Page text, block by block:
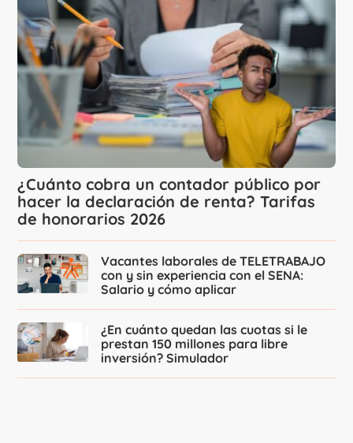
¿Cuánto cobra un contador público por
hacer la declaración de renta? Tarifas
de honorarios 2026
Vacantes laborales de TELETRABAJO
con y sin experiencia con el SENA:
Salario y cómo aplicar
¿En cuánto quedan las cuotas si le
prestan 150 millones para libre
inversión? Simulador